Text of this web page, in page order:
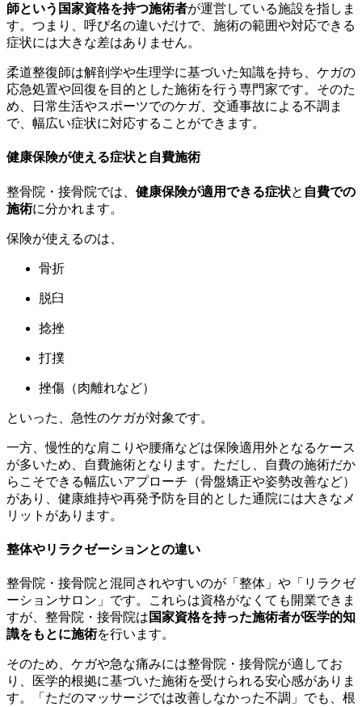
師という国家資格を持つ施術者が運営している施設を指しま
す。つまり、呼び名の違いだけで、施術の範囲や対応できる
症状には大きな差はありません。
柔道整復師は解剖学や生理学に基づいた知識を持ち、ケガの
応急処置や回復を目的とした施術を行う専門家です。そのた
め、日常生活やスポーツでのケガ、交通事故による不調ま
で、幅広い症状に対応することができます。
健康保険が使える症状と自費施術
整骨院・接骨院では、 健康保険が適用できる症状と 自費での
施術に分かれます。
保険が使えるのは、
骨折
脱臼
捻挫
打撲
挫傷（肉離れなど）
といった、急性のケガが対象です。
一方、慢性的な肩こりや腰痛などは保険適用外となるケース
が多いため、自費施術となります。ただし、自費の施術だか
らこそできる幅広いアプローチ（骨盤矯正や姿勢改善など）
があり、健康維持や再発予防を目的とした通院には大きなメ
リットがあります。
整体やリラクゼーションとの違い
整骨院・接骨院と混同されやすいのが「整体」や「リラクゼ
ーションサロン」です。これらは資格がなくても開業できま
すが、整骨院・接骨院は 国家資格を持った施術者が医学的知
識をもとに施術を行います。
そのため、ケガや急な痛みには整骨院・接骨院が適してお
り、医学的根拠に基づいた施術を受けられる安心感がありま
す。「ただのマッサージでは改善しなかった不調」でも、根